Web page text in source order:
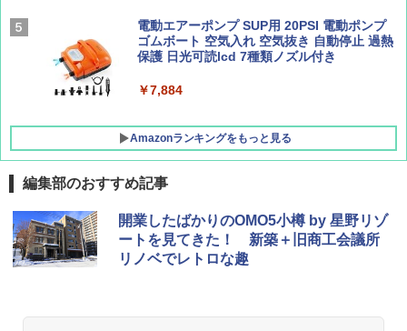
イド ブラックコーティング フルクローズ メ
ッシュ 4人用 簡単設置 ポップアップテント P
ATCW-150B エクルベージュ
￥-
電動エアーポンプ SUP用 20PSI 電動ポンプ
ゴムボート 空気入れ 空気抜き 自動停止 過熱
保護 日光可読lcd 7種類ノズル付き
￥7,884
Amazonランキングをもっと見る
編集部のおすすめ記事
開業したばかりのOMO5小樽 by 星野リゾ
ートを見てきた！ 新築＋旧商工会議所
リノベでレトロな趣